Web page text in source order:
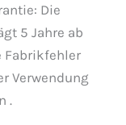
Die
5 Jahre ab
Fabrikfehler
Verwendung
.